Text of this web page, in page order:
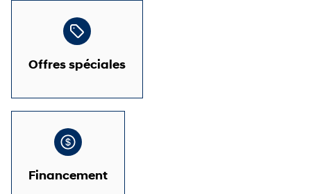
Offres spéciales
Financement